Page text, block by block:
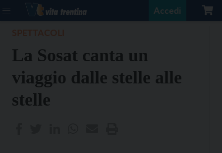
Accedi
La Sosat canta un
viaggio dalle stelle alle
stelle